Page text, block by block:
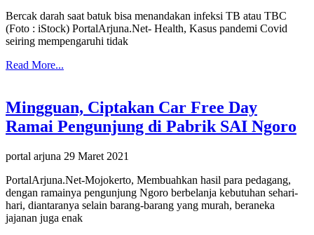
Bercak darah saat batuk bisa menandakan infeksi TB atau TBC
(Foto : iStock) PortalArjuna.Net- Health, Kasus pandemi Covid
seiring mempengaruhi tidak
Read More...
Mingguan, Ciptakan Car Free Day
Ramai Pengunjung di Pabrik SAI Ngoro
portal arjuna 29 Maret 2021
PortalArjuna.Net-Mojokerto, Membuahkan hasil para pedagang,
dengan ramainya pengunjung Ngoro berbelanja kebutuhan sehari-
hari, diantaranya selain barang-barang yang murah, beraneka
jajanan juga enak